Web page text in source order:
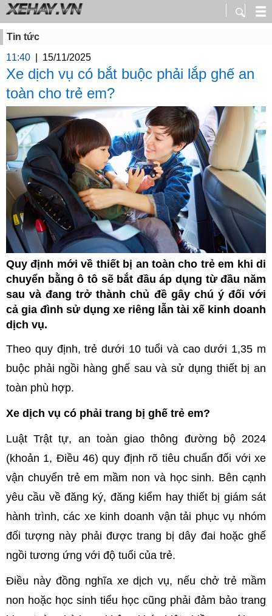
Tin tức
11:40
15/11/2025
Xe dịch vụ có bắt buộc phải lắp ghế an
toàn cho trẻ em?
Quy định mới về thiết bị an toàn cho trẻ em khi di
chuyển bằng ô tô sẽ bắt đầu áp dụng từ đầu năm
sau và đang trở thành chủ đề gây chú ý đối với
cả gia đình sử dụng xe riêng lẫn tài xế kinh doanh
dịch vụ.
Theo quy định, trẻ dưới 10 tuổi và cao dưới 1,35 m
buộc phải ngồi hàng ghế sau và sử dụng thiết bị an
toàn phù hợp.
Xe dịch vụ có phải trang bị ghế trẻ em?
Luật Trật tự, an toàn giao thông đường bộ 2024
(khoản 1, Điều 46) quy định rõ tiêu chuẩn đối với xe
vận chuyển trẻ em mầm non và học sinh. Bên cạnh
yêu cầu về đăng ký, đăng kiểm hay thiết bị giám sát
hành trình, các xe kinh doanh vận tải phục vụ nhóm
đối tượng này phải được trang bị dây đai hoặc ghế
ngồi tương ứng với độ tuổi của trẻ.
Điều này đồng nghĩa xe dịch vụ, nếu chở trẻ mầm
non hoặc học sinh tiểu học cũng phải đảm bảo trang